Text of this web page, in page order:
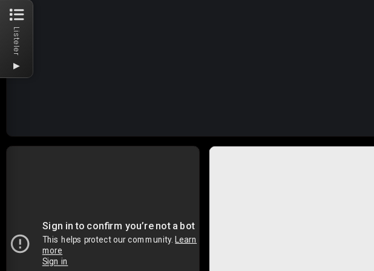
Listeler
▶